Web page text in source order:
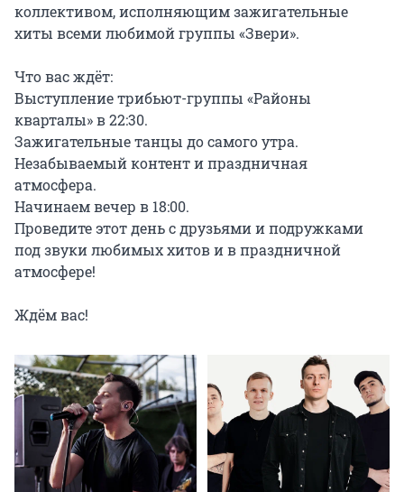
коллективом, исполняющим зажигательные
хиты всеми любимой группы «Звери».
Что вас ждёт:
Выступление трибьют-группы «Районы
кварталы» в 22:30.
Зажигательные танцы до самого утра.
Незабываемый контент и праздничная
атмосфера.
Начинаем вечер в 18:00.
Проведите этот день с друзьями и подружками
под звуки любимых хитов и в праздничной
атмосфере!
Ждём вас!